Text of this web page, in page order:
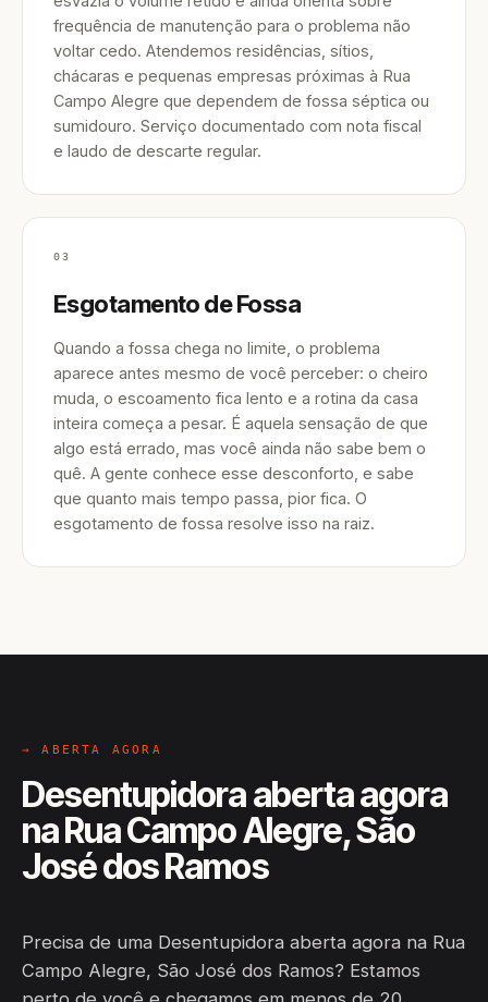
frequência de manutenção para o problema não
voltar cedo. Atendemos residências, sítios,
chácaras e pequenas empresas próximas à Rua
Campo Alegre que dependem de fossa séptica ou
sumidouro. Serviço documentado com nota fiscal
e laudo de descarte regular.
03
Esgotamento de Fossa
Quando a fossa chega no limite, o problema
aparece antes mesmo de você perceber: o cheiro
muda, o escoamento fica lento e a rotina da casa
inteira começa a pesar. É aquela sensação de que
algo está errado, mas você ainda não sabe bem o
quê. A gente conhece esse desconforto, e sabe
que quanto mais tempo passa, pior fica. O
esgotamento de fossa resolve isso na raiz.
→ ABERTA AGORA
Desentupidora aberta agora
na Rua Campo Alegre, São
José dos Ramos
Precisa de uma Desentupidora aberta agora na Rua
Campo Alegre, São José dos Ramos? Estamos